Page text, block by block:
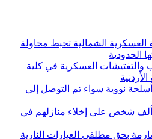
العسكرية الشمالية تحبط محاولة
الحدودية
والتفتيشات العسكرية في كلية
أسلحة نووية سواء تم التوصل إلى
حرائق الغابات تجبر 20 ألف شخص على إخلاء منازلهم في
بحق مطلقي العيارات النارية